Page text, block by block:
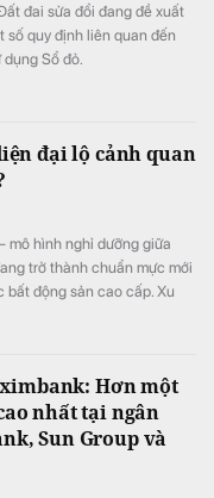
đai sửa đổi đang đề xuất
số quy định liên quan đến
Sổ đỏ.
đại lộ cảnh quan
mô hình nghỉ dưỡng giữa
trở thành chuẩn mực mới
bất động sản cao cấp. Xu
Hơn một
nhất tại ngân
Sun Group và